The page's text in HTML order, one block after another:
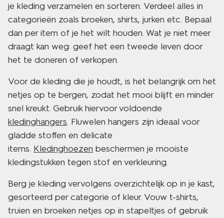
je kleding verzamelen en sorteren. Verdeel alles in
categorieën zoals broeken, shirts, jurken etc. Bepaal
dan per item of je het wilt houden. Wat je niet meer
draagt kan weg: geef het een tweede leven door
het te doneren of verkopen.
Voor de kleding die je houdt, is het belangrijk om het
netjes op te bergen, zodat het mooi blijft en minder
snel kreukt. Gebruik hiervoor voldoende
kledinghangers. Fluwelen hangers zijn ideaal voor
gladde stoffen en delicate
items. Kledinghoezen beschermen je mooiste
kledingstukken tegen stof en verkleuring.
Berg je kleding vervolgens overzichtelijk op in je kast,
gesorteerd per categorie of kleur. Vouw t-shirts,
truien en broeken netjes op in stapeltjes of gebruik